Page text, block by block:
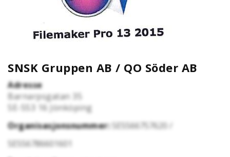
SNSK Gruppen AB / QO Söder AB
Adresse
Barnarpsgatan 35
SE-553 16 Jönköping
Organisasjonsnummer: SE5566757620 /
SE556786601601